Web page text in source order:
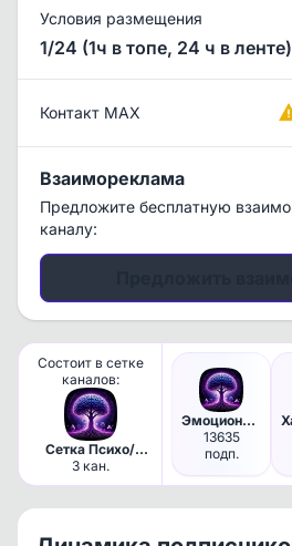
Условия размещения
1/24 (1ч в топе, 24 ч в ленте)
Контакт MAX
Взаимореклама
Предложите бесплатную
каналу:
Состоит в сетке
каналов:
Сетка Психо/
Саморазвитие
3 кан.
Эмоциональный интеллект | Пси…
13635
подп.